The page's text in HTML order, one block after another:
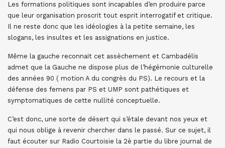
Les formations politiques sont incapables d’en produire parce
que leur organisation proscrit tout esprit interrogatif et critique.
Il ne reste donc que les idéologies à la petite semaine, les
slogans, les insultes et les assignations en justice.
Même la gauche reconnait cet assèchement et Cambadélis
admet que la Gauche ne dispose plus de l’hégémonie culturelle
des années 90 ( motion A du congrès du PS). Le recours et la
défense des femens par PS et UMP sont pathétiques et
symptomatiques de cette nullité conceptuelle.
C’est donc, une sorte de désert qui s’étale devant nos yeux et
qui nous oblige à revenir chercher dans le passé. Sur ce sujet, il
faut écouter sur Radio Courtoisie la 2è partie du libre journal de